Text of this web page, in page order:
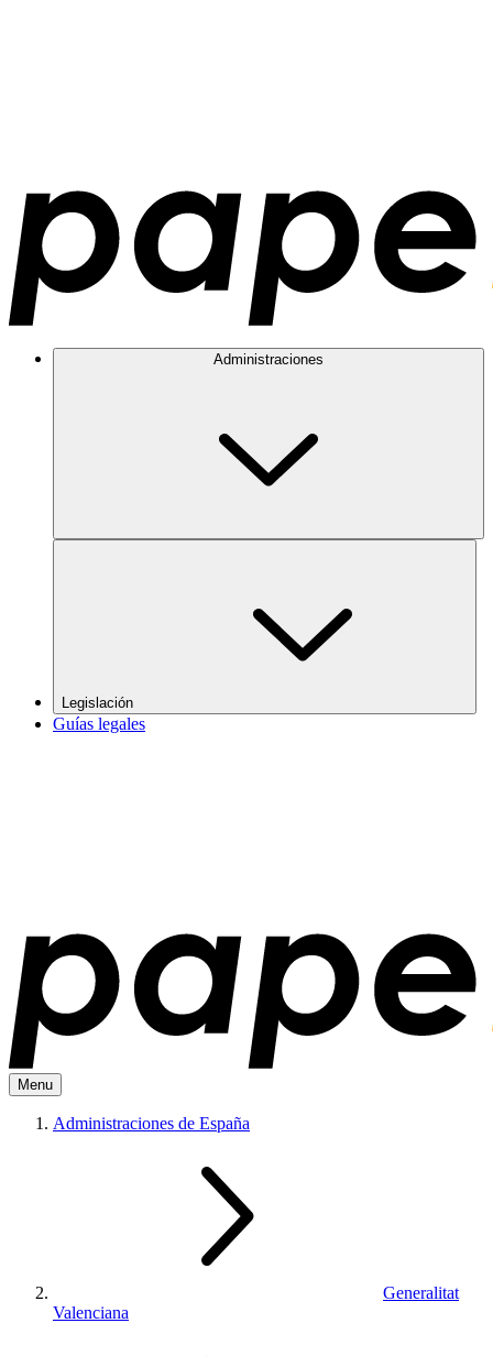
Administraciones
Legislación
Guías legales
Menu
Administraciones de España
Generalitat
Valenciana